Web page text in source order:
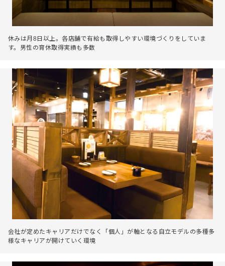
休みは月8日以上。各店舗で有給も取得しやすい環境づくりをしていま
す。男性の育休取得実績も多数
会社が定めたキャリアだけでなく「個人」が軸となる自立モデルの多種多
様なキャリアが開けていく環境